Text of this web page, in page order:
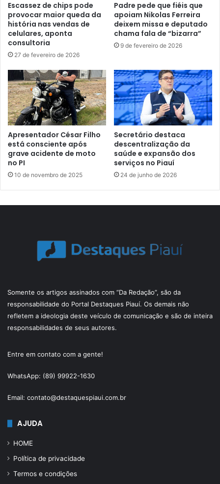
Escassez de chips pode
provocar maior queda da
história nas vendas de
celulares, aponta
consultoria
27 de fevereiro de 2026
Padre pede que fiéis que
apoiam Nikolas Ferreira
deixem missa e deputado
chama fala de “bizarra”
9 de fevereiro de 2026
Apresentador César Filho
está consciente após
grave acidente de moto
no PI
10 de novembro de 2025
Secretário destaca
descentralização da
saúde e expansão dos
serviços no Piauí
24 de junho de 2026
Somente os artigos assinados com “Da Redação”, são da
responsabilidade do Portal Destaques Piauí. Os demais não
refletem a ideologia deste veículo de comunicação e são de inteira
responsabilidades de seus autores.
Entre em contato com a gente!
WhatsApp: (89) 99922-1630
Email: contato@destaquespiaui.com.br
AJUDA
HOME
Política de privacidade
Termos e condições